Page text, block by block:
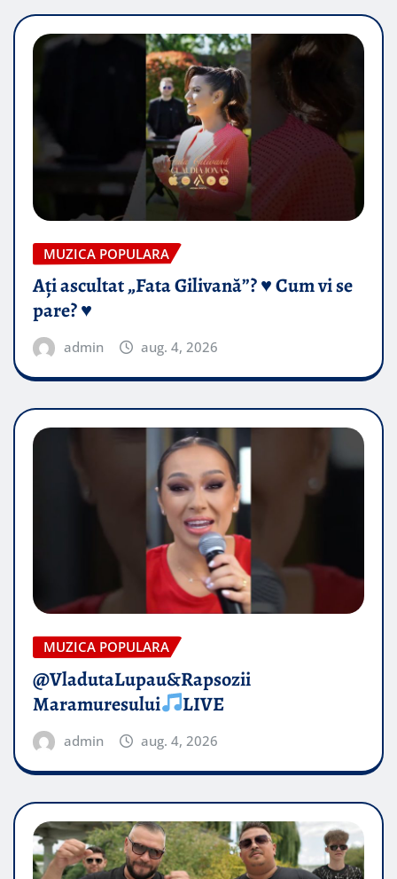
MUZICA POPULARA
Ați ascultat „Fata Gilivană”? ♥️ Cum vi se
pare? ♥️
admin aug. 4, 2026
MUZICA POPULARA
@VladutaLupau&Rapsozii
Maramuresului
LIVE
admin aug. 4, 2026